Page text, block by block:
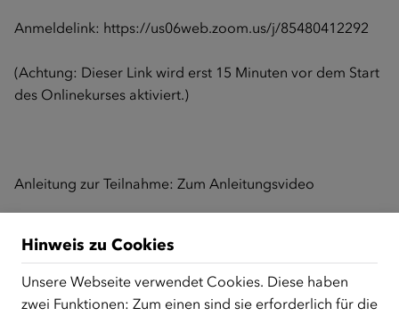
Anmeldelink: https://us06web.zoom.us/j/85480412292
(Achtung: Dieser Link wird erst 15 Minuten vor dem Start
des Onlinekurses aktiviert.)
Anleitung zur Teilnahme: Zum Anleitungsvideo
Zurück zur Übersicht
Hinweis zu Cookies
Unsere Webseite verwendet Cookies. Diese haben
zwei Funktionen: Zum einen sind sie erforderlich für die